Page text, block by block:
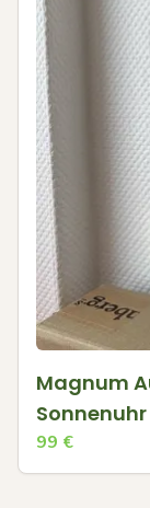
Magnum
99 €